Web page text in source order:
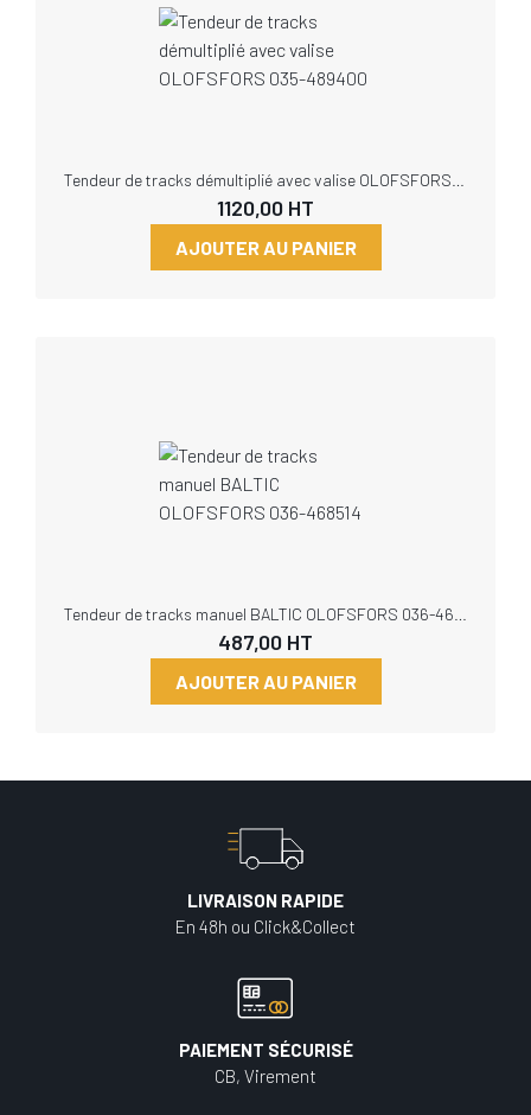
1120,00 HT
AJOUTER AU PANIER
487,00 HT
AJOUTER AU PANIER
LIVRAISON RAPIDE
En 48h ou Click&Collect
PAIEMENT SÉCURISÉ
CB, Virement